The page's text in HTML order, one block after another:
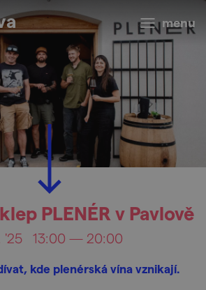
menu
PLENÉR v Pavlově
'25 13:00 — 20:00
kde plenérská vína vznikají.